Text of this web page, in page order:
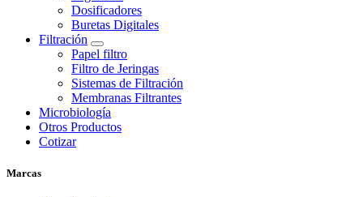
Dosificadores
Buretas Digitales
Filtración
Papel filtro
Filtro de Jeringas
Sistemas de Filtración
Membranas Filtrantes
Microbiología
Otros Productos
Cotizar
Marcas